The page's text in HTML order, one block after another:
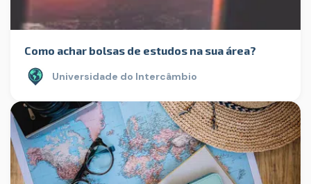
Como achar bolsas de estudos na sua área?
Universidade do Intercâmbio